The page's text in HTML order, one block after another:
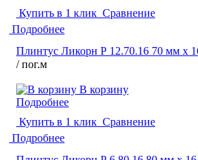
Купить в 1 клик Сравнение
Подробнее
Плинтус Ликорн Р 12.70.16 70 мм х
/ пог.м
В корзину
Подробнее
Купить в 1 клик Сравнение
Подробнее